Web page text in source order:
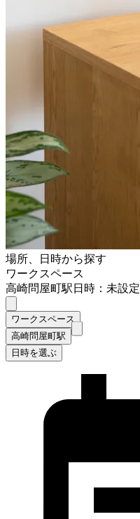
場所、日時から探す
ワークスペース
高崎問屋町駅日時：未設定
ワークスペース
高崎問屋町駅
日時を選ぶ